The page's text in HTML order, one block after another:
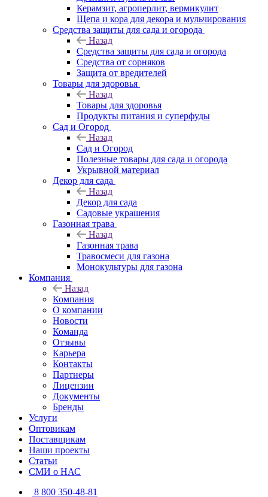
Керамзит, агроперлит, вермикулит
Щепа и кора для декора и мульчирования
Средства защиты для сада и огорода
Назад
Средства защиты для сада и огорода
Средства от сорняков
Защита от вредителей
Товары для здоровья
Назад
Товары для здоровья
Продукты питания и суперфуды
Сад и Огород
Назад
Сад и Огород
Полезные товары для сада и огорода
Укрывной материал
Декор для сада
Назад
Декор для сада
Садовые украшения
Газонная трава
Назад
Газонная трава
Травосмеси для газона
Монокультуры для газона
Компания
Назад
Компания
О компании
Новости
Команда
Отзывы
Карьера
Контакты
Партнеры
Лицензии
Документы
Бренды
Услуги
Оптовикам
Поставщикам
Наши проекты
Статьи
СМИ о НАС
8 800 350-48-81